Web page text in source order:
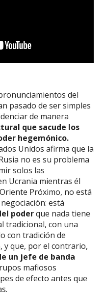
del
pasado de ser simples
de manera
que sacude los
hegemónico.
Unidos afirma que la
no es su problema
solos las
Ucrania mientras él
Próximo, no está
está
poderque nada tiene
tradicional, con una
con tradición de
y que, por el contrario,
un jefe de banda
mafiosos
de efecto antes que